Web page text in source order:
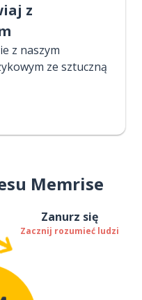
z
z naszym
ze sztuczną
Memrise
Zanurz się
Zacznij rozumieć ludzi